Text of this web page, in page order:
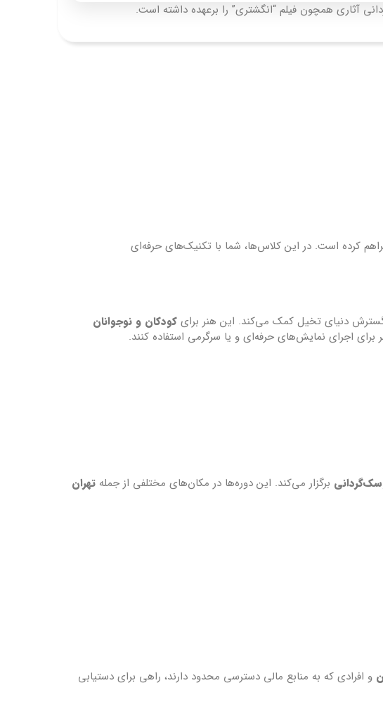
آثاری همچون فیلم “انگشتری” را برعهده داشته است.
کرده است. در این کلاس‌ها، شما با تکنیک‌های حرفه‌ای
دنیای تخیل کمک می‌کند. این هنر برای کودکان و نوجوانان
برای اجرای نمایش‌های حرفه‌ای و یا سرگرمی استفاده کنند.
برگزار می‌کند. این دوره‌ها در مکان‌های مختلفی از جمله تهران
و افرادی که به منابع مالی دسترسی محدود دارند، راهی برای دستیابی